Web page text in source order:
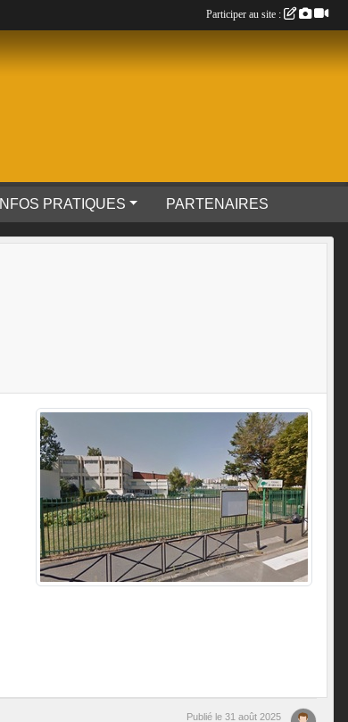
INFOS PRATIQUES PARTENAIRES
Publié le 31 août 2025
Participer au site :